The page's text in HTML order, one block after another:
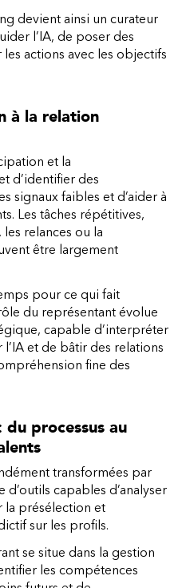
devient ainsi un curateur
l’IA, de poser des
actions avec les objectifs
à la relation
et la
d’identifier des
signaux faibles et d’aider à
Les tâches répétitives,
relances ou la
être largement
pour ce qui fait
du représentant évolue
capable d’interpréter
et de bâtir des relations
fine des
du processus au
transformées par
d’outils capables d’analyser
la présélection et
sur les profils.
se situe dans la gestion
les compétences